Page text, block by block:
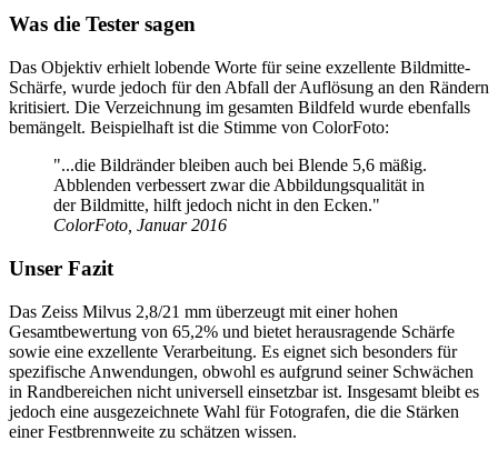
Was die Tester sagen
Das Objektiv erhielt lobende Worte für seine exzellente Bildmitte-
Schärfe, wurde jedoch für den Abfall der Auflösung an den Rändern
kritisiert. Die Verzeichnung im gesamten Bildfeld wurde ebenfalls
bemängelt. Beispielhaft ist die Stimme von ColorFoto:
"...die Bildränder bleiben auch bei Blende 5,6 mäßig.
Abblenden verbessert zwar die Abbildungsqualität in
der Bildmitte, hilft jedoch nicht in den Ecken."
ColorFoto, Januar 2016
Unser Fazit
Das Zeiss Milvus 2,8/21 mm überzeugt mit einer hohen
Gesamtbewertung von 65,2% und bietet herausragende Schärfe
sowie eine exzellente Verarbeitung. Es eignet sich besonders für
spezifische Anwendungen, obwohl es aufgrund seiner Schwächen
in Randbereichen nicht universell einsetzbar ist. Insgesamt bleibt es
jedoch eine ausgezeichnete Wahl für Fotografen, die die Stärken
einer Festbrennweite zu schätzen wissen.